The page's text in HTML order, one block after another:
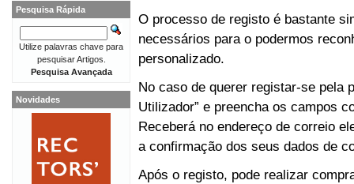
O processo de registo é bastante
necessários para o podermos
personalizado.
No caso de querer registar-se pela
Utilizador” e preencha os campos
Receberá no endereço de correio
a confirmação dos seus dados de
Após o registo, pode realizar
Pesquisa Rápida
Utilize palavras chave para
pesquisar Artigos.
Pesquisa Avançada
Novidades